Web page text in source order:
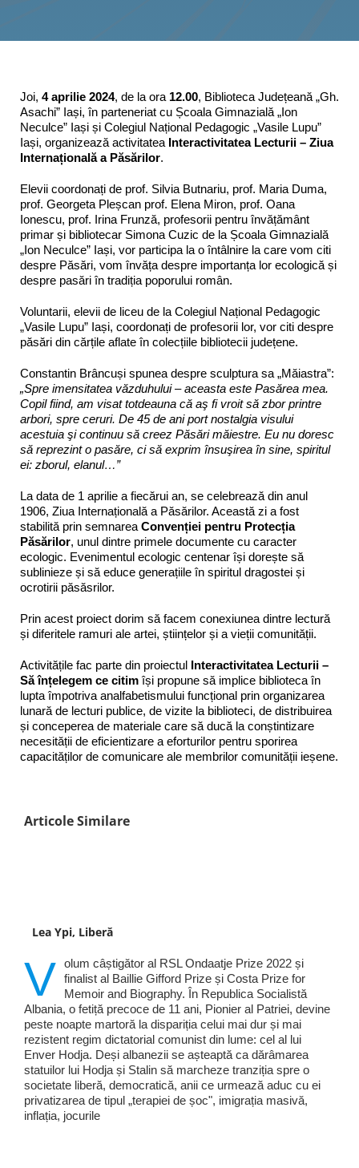
Joi, 4 aprilie 2024, de la ora 12.00, Biblioteca Județeană „Gh.
Asachi” Iași, în parteneriat cu Școala Gimnazială „Ion
Neculce” Iași și Colegiul Național Pedagogic „Vasile Lupu”
Iași, organizează activitatea Interactivitatea Lecturii – Ziua
Internațională a Păsărilor.
Elevii coordonați de prof. Silvia Butnariu, prof. Maria Duma,
prof. Georgeta Pleșcan prof. Elena Miron, prof. Oana
Ionescu, prof. Irina Frunză, profesorii pentru învățământ
primar și bibliotecar Simona Cuzic de la Școala Gimnazială
„Ion Neculce” Iași, vor participa la o întâlnire la care vom citi
despre Păsări, vom învăța despre importanța lor ecologică și
despre pasări în tradiția poporului român.
Voluntarii, elevii de liceu de la Colegiul Național Pedagogic
„Vasile Lupu” Iași, coordonați de profesorii lor, vor citi despre
păsări din cărțile aflate în colecțiile bibliotecii județene.
Constantin Brâncuși spunea despre sculptura sa „Măiastra”:
„Spre imensitatea văzduhului – aceasta este Pasărea mea.
Copil fiind, am visat totdeauna că aş fi vroit să zbor printre
arbori, spre ceruri. De 45 de ani port nostalgia visului
acestuia şi continuu să creez Păsări măiestre. Eu nu doresc
să reprezint o pasăre, ci să exprim însuşirea în sine, spiritul
ei: zborul, elanul…”
La data de 1 aprilie a fiecărui an, se celebrează din anul
1906, Ziua Internațională a Păsărilor. Această zi a fost
stabilită prin semnarea Convenției pentru Protecția
Păsărilor, unul dintre primele documente cu caracter
ecologic. Evenimentul ecologic centenar își dorește să
sublinieze și să educe generațiile în spiritul dragostei și
ocrotirii păsăsrilor.
Prin acest proiect dorim să facem conexiunea dintre lectură
și diferitele ramuri ale artei, științelor și a vieții comunității.
Activitățile fac parte din proiectul Interactivitatea Lecturii –
Să înțelegem ce citimîși propune să implice biblioteca în
lupta împotriva analfabetismului funcțional prin organizarea
lunară de lecturi publice, de vizite la biblioteci, de distribuirea
și conceperea de materiale care să ducă la conștintizare
necesității de eficientizare a eforturilor pentru sporirea
capacităților de comunicare ale membrilor comunității ieșene.
Articole Similare
Lea Ypi, Liberă
V olum câștigător al RSL Ondaatje Prize 2022 și
finalist al Baillie Gifford Prize și Costa Prize for
Memoir and Biography. În Republica Socialistă
Albania, o fetiță precoce de 11 ani, Pionier al Patriei, devine
peste noapte martoră la dispariția celui mai dur și mai
rezistent regim dictatorial comunist din lume: cel al lui
Enver Hodja. Deși albanezii se așteaptă ca dărâmarea
statuilor lui Hodja și Stalin să marcheze tranziția spre o
societate liberă, democratică, anii ce urmează aduc cu ei
privatizarea de tipul „terapiei de șoc", imigrația masivă,
inflația, jocurile